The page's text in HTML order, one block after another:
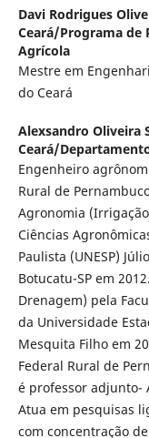
Davi Rodrigues
Ceará/Programa de
Agrícola
Mestre em
do Ceará
Alexsandro Oliveira
Ceará/
Engenheiro
Rural de
Agronomia
Ciências
Paulista (UNESP)
Botucatu-SP em
Drenagem) pela
da Universidade
Mesquita Filho em
Federal Rural de
é professor adjunto-
Atua em pesquisas
com concentração